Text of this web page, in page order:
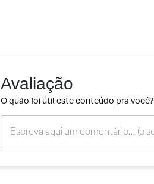
Avaliação
O quão foi útil este conteúdo pra você?